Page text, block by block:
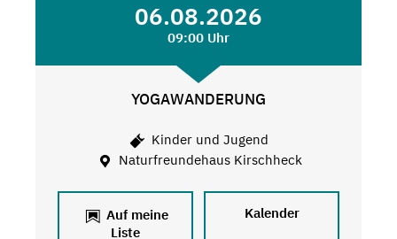
06.08.2026
09:00 Uhr
YOGAWANDERUNG
Kinder und Jugend
Naturfreundehaus Kirschheck
Auf meine
Liste
Kalender